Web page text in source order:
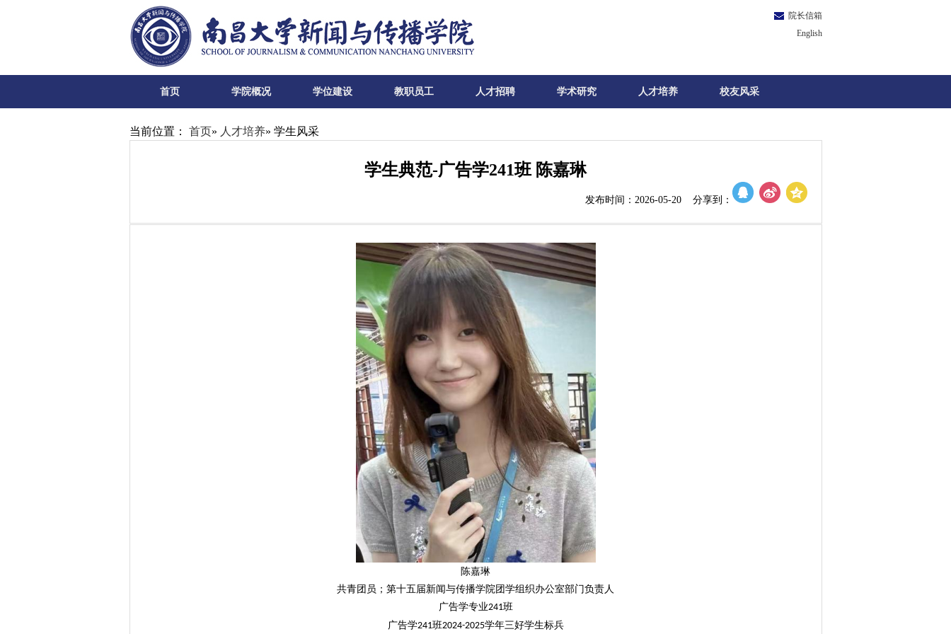
院长信箱
English
首页 学院概况 学位建设 教职员工 人才招聘 学术研究 人才培养 校友风采
当前位置： 首页» 人才培养» 学生风采
学生典范-广告学241班 陈嘉琳
发布时间：2026-05-20 分享到：
陈嘉琳
共青团员；第十五届新闻与传播学院团学组织办公室部门负责人
广告学专业241班
广告学241班2024-2025学年三好学生标兵